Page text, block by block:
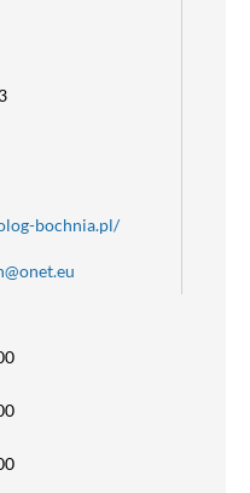
bochnia.pl/